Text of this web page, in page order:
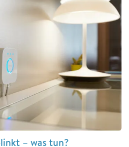
– was tun?